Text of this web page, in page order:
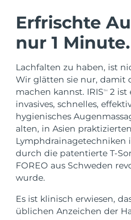
Erfrischte
nur 1 Minute.
Lachfalten zu haben, ist
Wir glätten sie nur, damit
machen kannst. IRISTM
2 ist
invasives, schnelles,
hygienisches
alten, in Asien praktizierten
Lymphdrainagetechniken
durch die patentierte T-
FOREO aus Schweden
wurde.
Es ist klinisch erwiesen,
üblichen Anzeichen der
LUNA™ 4 Set
Anti-aging massage
LUNA™ 4 Plus
Massage, LED
BEAR™ 2 Set
Microcurrent toning
BEAR™ 2 go
Microcurrent
Hydratisierung
UFO™ 3 Set
Deep facial
Near-infrared and
device
issa™ 4
Hybrid silicone
Smart hybrid
FAQ™ ANTI-AGING-
Anti-aging
Österreich
Bahrain
Belgien
Bermuda
Bosnien und
Herzegowina
Brunei Darussalam
Bulgarien
Kanada